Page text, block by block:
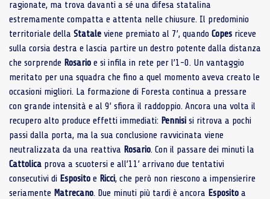
ragionate, ma trova davanti a sé una difesa statalina
estremamente compatta e attenta nelle chiusure. Il predominio
territoriale della Statale viene premiato al 7’, quando Copes riceve
sulla corsia destra e lascia partire un destro potente dalla distanza
che sorprende Rosario e si infila in rete per l’1-0. Un vantaggio
meritato per una squadra che fino a quel momento aveva creato le
occasioni migliori. La formazione di Foresta continua a pressare
con grande intensità e al 9’ sfiora il raddoppio. Ancora una volta il
recupero alto produce effetti immediati: Pennisi si ritrova a pochi
passi dalla porta, ma la sua conclusione ravvicinata viene
neutralizzata da una reattiva Rosario. Con il passare dei minuti la
Cattolica prova a scuotersi e all’11’ arrivano due tentativi
consecutivi di Esposito e Ricci, che però non riescono a impensierire
seriamente Matrecano. Due minuti più tardi è ancora Esposito a